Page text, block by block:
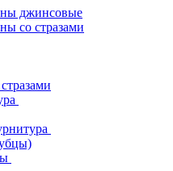
джинсовые
со стразами